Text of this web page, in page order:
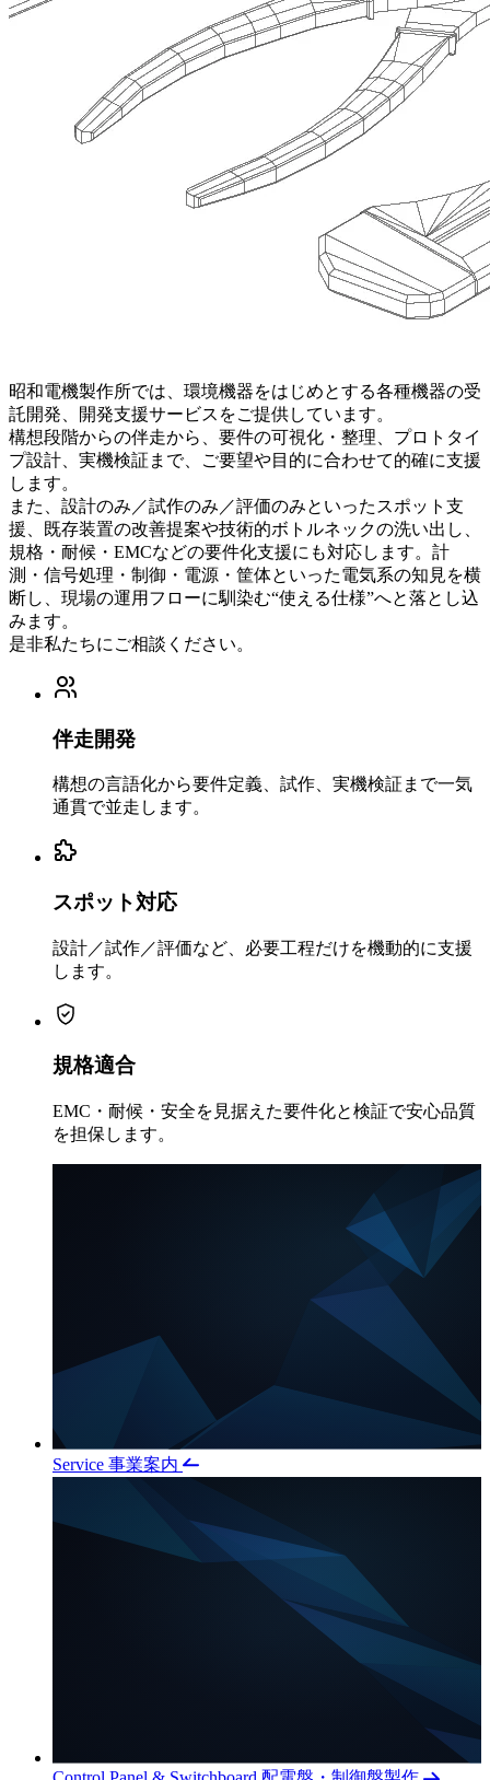
昭和電機製作所では、環境機器をはじめとする各種機器の受
託開発、開発支援サービスをご提供しています。
構想段階からの伴走から、要件の可視化・整理、プロトタイ
プ設計、実機検証まで、ご要望や目的に合わせて的確に支援
します。
また、設計のみ／試作のみ／評価のみといったスポット支
援、既存装置の改善提案や技術的ボトルネックの洗い出し、
規格・耐候・EMCなどの要件化支援にも対応します。計
測・信号処理・制御・電源・筐体といった電気系の知見を横
断し、現場の運用フローに馴染む“使える仕様”へと落とし込
みます。
是非私たちにご相談ください。
伴走開発
構想の言語化から要件定義、試作、実機検証まで一気
通貫で並走します。
スポット対応
設計／試作／評価など、必要工程だけを機動的に支援
します。
規格適合
EMC・耐候・安全を見据えた要件化と検証で安心品質
を担保します。
Service 事業案内